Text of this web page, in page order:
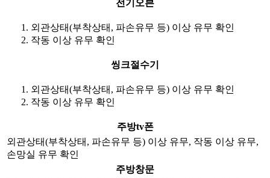
전기오븐
외관상태(부착상태, 파손유무 등) 이상 유무 확인
작동 이상 유무 확인
씽크절수기
외관상태(부착상태, 파손유무 등) 이상 유무 확인
작동 이상 유무 확인
주방tv폰
외관상태(부착상태, 파손유무 등) 이상 유무, 작동 이상 유무,
손망실 유무 확인
주방창문